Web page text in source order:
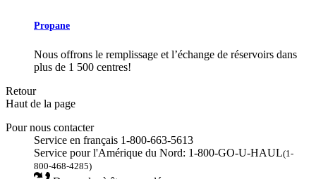
Propane
Nous offrons le remplissage et l’échange de réservoirs dans
plus de 1 500 centres!
Retour
Haut de la page
Pour nous contacter
Service en français 1-800-663-5613
Service pour l'Amérique du Nord: 1-800-GO-U-HAUL(1-
800-468-4285)